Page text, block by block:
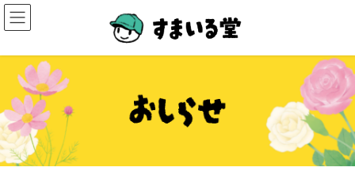
コ
ン
ン
ス
キ
ッ
プ
ナ
ビ
ー
ン
に
移
動